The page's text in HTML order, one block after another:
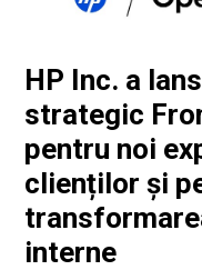
HP Inc. a
strategic
pentru noi
clienților și
interne